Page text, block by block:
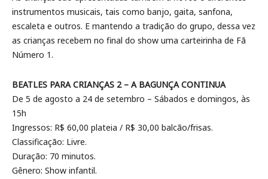
instrumentos musicais, tais como banjo, gaita, sanfona,
escaleta e outros. E mantendo a tradição do grupo, dessa vez
as crianças recebem no final do show uma carteirinha de Fã
Número 1.
BEATLES PARA CRIANÇAS 2 – A BAGUNÇA CONTINUA
De 5 de agosto a 24 de setembro – Sábados e domingos, às
15h
Ingressos: R$ 60,00 plateia / R$ 30,00 balcão/frisas.
Classificação: Livre.
Duração: 70 minutos.
Gênero: Show infantil.